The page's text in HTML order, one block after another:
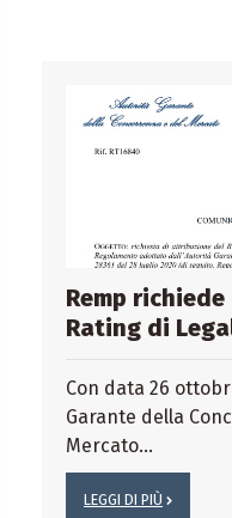
Remp
Rating di
Con data 26
Garante della
Mercato...
LEGGI DI PIÙ